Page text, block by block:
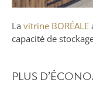
La vitrine BORÉALE
capacité de
PLUS